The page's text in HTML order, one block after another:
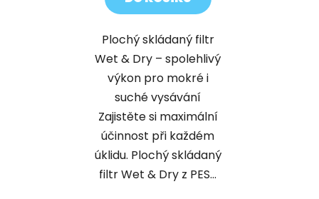
Plochý skládaný filtr
Wet & Dry – spolehlivý
výkon pro mokré i
suché vysávání
Zajistěte si maximální
účinnost při každém
úklidu. Plochý skládaný
filtr Wet & Dry z PES...